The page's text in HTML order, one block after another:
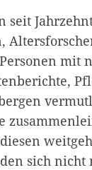
seit
mit
sich nicht